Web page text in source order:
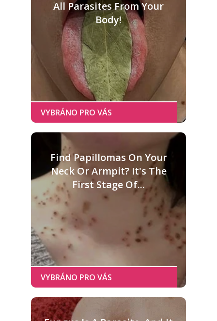
All Parasites From Your
Body!
Find Papillomas On Your
Neck Or Armpit? It's The
First Stage Of...